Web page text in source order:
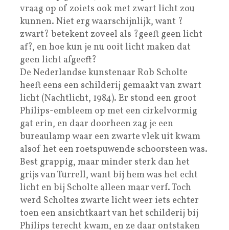
vraag op of zoiets ook met zwart licht zou
kunnen. Niet erg waarschijnlijk, want ?
zwart? betekent zoveel als ?geeft geen licht
af?, en hoe kun je nu ooit licht maken dat
geen licht afgeeft?
De Nederlandse kunstenaar Rob Scholte
heeft eens een schilderij gemaakt van zwart
licht (Nachtlicht, 1984). Er stond een groot
Philips-embleem op met een cirkelvormig
gat erin, en daar doorheen zag je een
bureaulamp waar een zwarte vlek uit kwam
alsof het een roetspuwende schoorsteen was.
Best grappig, maar minder sterk dan het
grijs van Turrell, want bij hem was het echt
licht en bij Scholte alleen maar verf. Toch
werd Scholtes zwarte licht weer iets echter
toen een ansichtkaart van het schilderij bij
Philips terecht kwam, en ze daar ontstaken